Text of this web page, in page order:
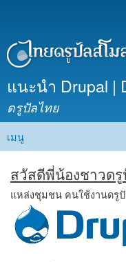
เนื้
แนะนำ Drupal |
ดรูปัลไทย
Main menu
เมนู
สวัสดีพี่น้องชาวด
แหล่งชุมชน คนใช้งานดรูปั